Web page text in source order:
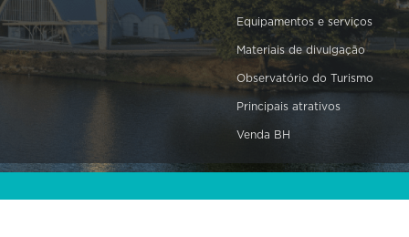
Equipamentos e serviços
Materiais de divulgação
Observatório do Turismo
Principais atrativos
Venda BH